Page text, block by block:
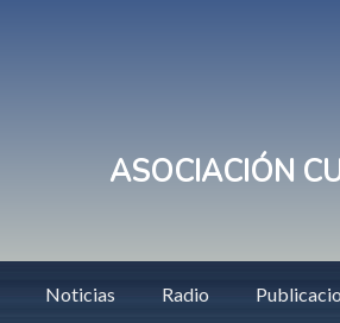
ASOCIACIÓN
Noticias Radio